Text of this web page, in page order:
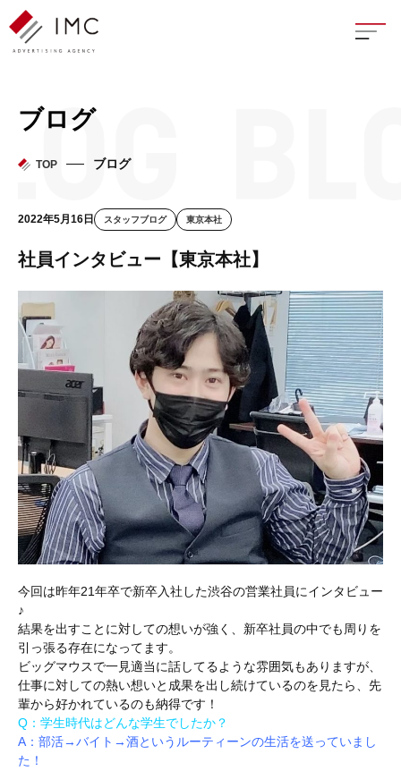
座談
イン
フェ
ブログ
TOP ブログ
2022年5月16日 スタッフブログ 東京本社
社員インタビュー【東京本社】
今回は昨年21年卒で新卒入社した渋谷の営業社員にインタビュー
♪
結果を出すことに対しての想いが強く、新卒社員の中でも周りを
引っ張る存在になってます。
ビッグマウスで一見適当に話してるような雰囲気もありますが、
仕事に対しての熱い想いと成果を出し続けているのを見たら、先
輩から好かれているのも納得です！
Q：学生時代はどんな学生でしたか？
A：部活→バイト→酒というルーティーンの生活を送っていまし
た！